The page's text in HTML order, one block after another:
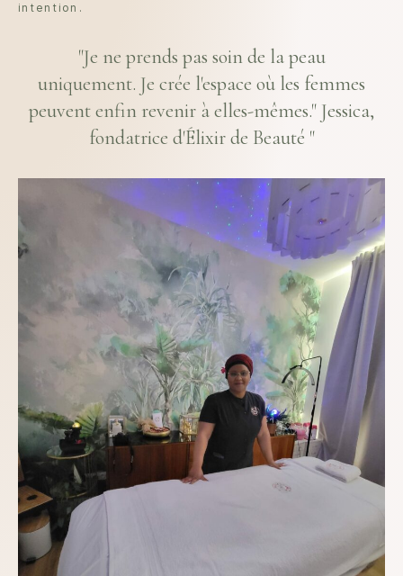
intention.
"Je ne prends pas soin de la peau
uniquement. Je crée l'espace où les femmes
peuvent enfin revenir à elles-mêmes." Jessica,
fondatrice d'Élixir de Beauté "